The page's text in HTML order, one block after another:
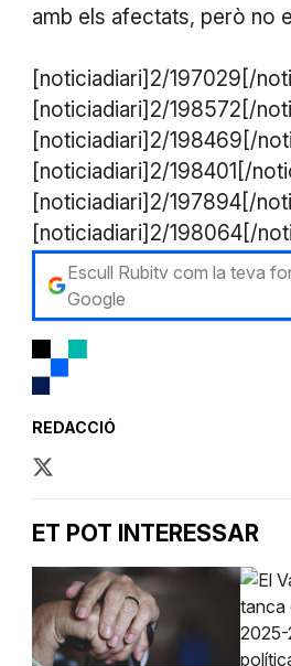
amb els afectats, però no
[noticiadiari]2/197029[/
[noticiadiari]2/198572[/
[noticiadiari]2/198469[/
[noticiadiari]2/198401[/
[noticiadiari]2/197894[/
[noticiadiari]2/198064[/
Escull Rubitv com la teva
Google
REDACCIÓ
ET POT INTERESSAR